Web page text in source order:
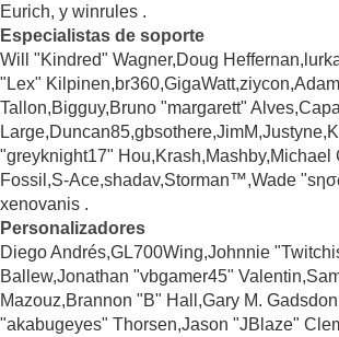
Eurich, y winrules .
Especialistas de soporte
Will "Kindred" Wagner,Doug
"Lex" Kilpinen,br360,GigaWatt,ziycon,Adam
Tallon,Bigguy,Bruno "margarett"
"greyknight17" Hou,Krash,Mashby,Michael
Fossil,S-Ace,shadav,Storman™,Wade
xenovanis .
Personalizadores
Diego Andrés,GL700Wing,Johnnie
Ballew,Jonathan "vbgamer45"
Mazouz,Brannon "B" Hall,Gary M.
"akabugeyes" Thorsen,Jason "JBlaze"